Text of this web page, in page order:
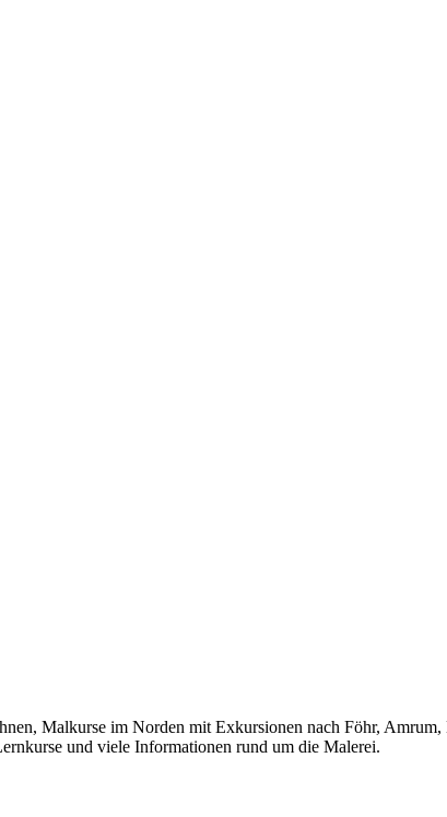
Malkurse im Norden mit Exkursionen nach Föhr,
und viele Informationen rund um die Malerei.